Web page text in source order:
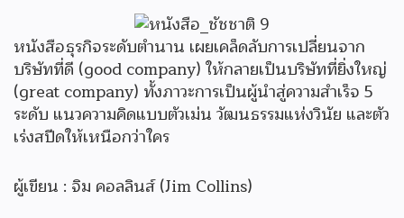
หนังสือธุรกิจระดับตำนาน เผยเคล็ดลับการเปลี่ยนจาก
บริษัทที่ดี (good company) ให้กลายเป็นบริษัทที่ยิ่งใหญ่
(great company) ทั้งภาวะการเป็นผู้นำสู่ความสำเร็จ 5
ระดับ แนวความคิดแบบตัวเม่น วัฒนธรรมแห่งวินัย และตัว
เร่งสปีดให้เหนือกว่าใคร
ผู้เขียน : จิม คอลลินส์ (Jim Collins)